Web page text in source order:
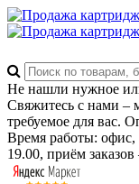
Не нашли нужное
Свяжитесь с нами –
требуемое для вас.
Время работы: офис,
19.00, приём